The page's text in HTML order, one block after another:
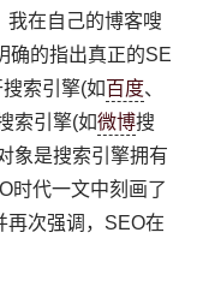
我在自己的博客嗖
确的指出真正的SE
索引擎(如百度、
索引擎(如微博搜
象是搜索引擎拥有
时代一文中刻画了
再次强调，SEO在